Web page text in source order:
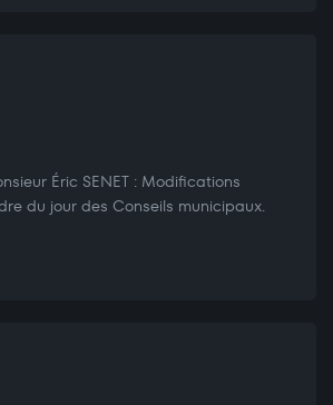
Éric SENET : Modifications
du jour des Conseils municipaux.